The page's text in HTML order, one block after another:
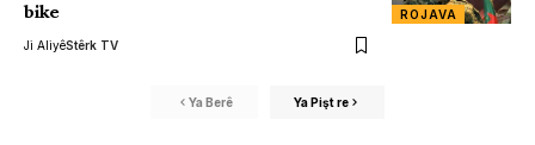
ROJAVA
bike
Ji AliyêStêrk TV
Ya Berê Ya Pişt re